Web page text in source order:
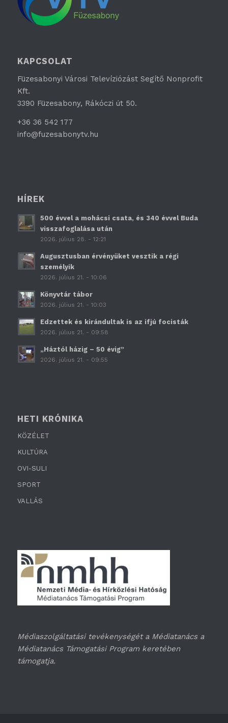
KAPCSOLAT
Füzesabonyi Városi Televíziózást Segítő Nonprofit
Kft.
3390 Füzesabony, Rákóczi út 50.
+36 36 542 177
info@fuzesabonytv.hu
HÍREK
500 évvel a mohácsi csata, és 340 évvel Buda
visszafoglalása után
2026. július 28. - 12:21
Augusztusban érvényüket vesztik a régi
személyik
2026. július 21. - 10:06
Könyvtár tábor
2026. július 21. - 10:03
Edzettek és kirándultak is az ifjú focisták
2026. július 21. - 09:58
„Háztól házig – 50 évig”
2026. július 21. - 09:55
HETI KRÓNIKA
KÖZÉLET
KULTÚRA
OVI-SULI
SPORT
VALLÁS
Médiaszolgáltatási tevékenységét a Médiatanács a
Médiatanács Támogatási Program keretében
támogatja.